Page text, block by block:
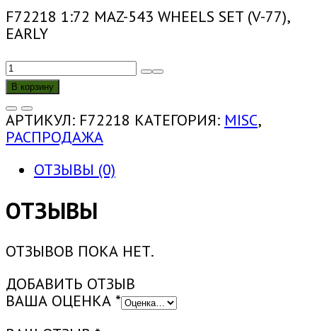
F72218 1:72 MAZ-543 WHEELS SET (V-77),
EARLY
КОЛИЧЕСТВО
ТОВАРА
F72218
1:72
КОМПЛЕКТ
КОЛЕС
ДЛЯ
МАЗ-543
(В-77),
РАННИЕ
В корзину
АРТИКУЛ: F72218 КАТЕГОРИЯ: MISC,
РАСПРОДАЖА
ОТЗЫВЫ (0)
ОТЗЫВЫ
ОТЗЫВОВ ПОКА НЕТ.
ДОБАВИТЬ ОТЗЫВ
ВАША ОЦЕНКА *